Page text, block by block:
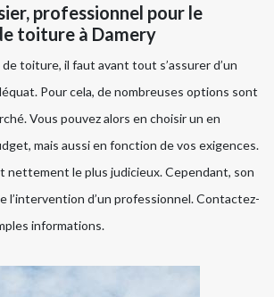
professionnel pour le
toiture à Damery
toiture, il faut avant tout s’assurer d’un
Pour cela, de nombreuses options sont
Vous pouvez alors en choisir un en
mais aussi en fonction de vos exigences.
nettement le plus judicieux. Cependant, son
l’intervention d’un professionnel. Contactez-
informations.